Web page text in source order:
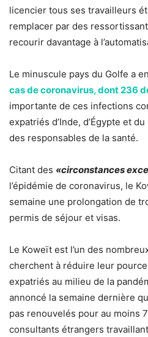
licencier tous ses travailleurs
remplacer par des
recourir davantage à
Le minuscule pays du Golfe a
cas de coronavirus, dont 236
importante de ces infections
expatriés d’Inde, d’Égypte et
des responsables de la santé.
Citant des «circonstances
l’épidémie de coronavirus, le
semaine une prolongation de
permis de séjour et visas.
Le Koweït est l’un des
cherchent à réduire leur
expatriés au milieu de la
annoncé la semaine dernière
pas renouvelés pour au moins
consultants étrangers